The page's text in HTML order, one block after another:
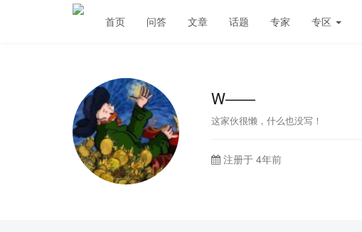
首页 问答 文章 话题 专家 专区
W——
这家伙很懒，什么也没写！
注册于 4年前